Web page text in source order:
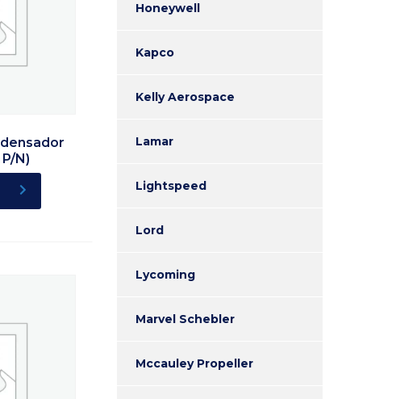
N)
Honeywell
Kapco
Kelly Aerospace
Lamar
Lightspeed
Lord
Lycoming
Marvel Schebler
Mccauley Propeller